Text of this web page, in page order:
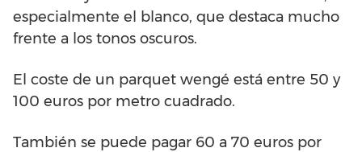
especialmente el blanco, que destaca mucho
frente a los tonos oscuros.
El coste de un parquet wengé está entre 50 y
100 euros por metro cuadrado.
También se puede pagar 60 a 70 euros por